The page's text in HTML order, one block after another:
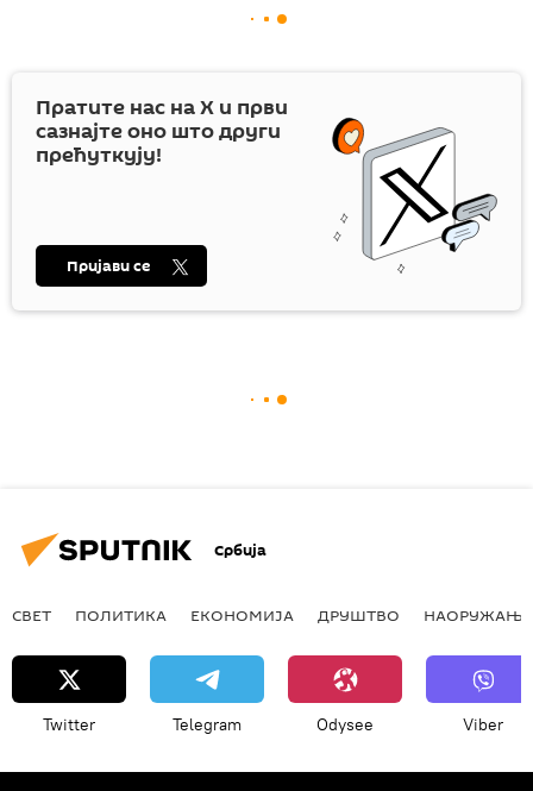
Пратите нас наX и први
сазнајте оно што други
прећуткују!
Пријави се
Србија
СВЕТ ПОЛИТИКА ЕКОНОМИЈА ДРУШТВО НАОРУЖАЊЕ
Twitter Telegram Odysee Viber